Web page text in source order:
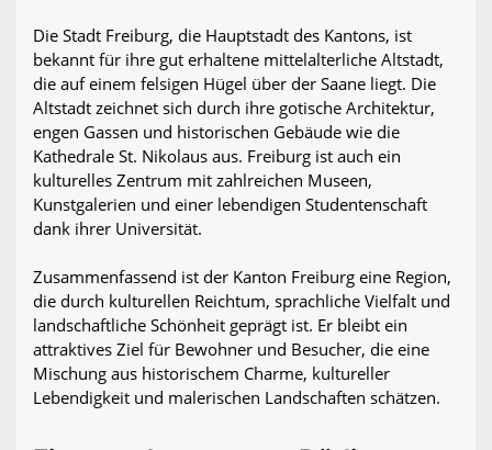
Die Stadt Freiburg, die Hauptstadt des Kantons, ist
bekannt für ihre gut erhaltene mittelalterliche Altstadt,
die auf einem felsigen Hügel über der Saane liegt. Die
Altstadt zeichnet sich durch ihre gotische Architektur,
engen Gassen und historischen Gebäude wie die
Kathedrale St. Nikolaus aus. Freiburg ist auch ein
kulturelles Zentrum mit zahlreichen Museen,
Kunstgalerien und einer lebendigen Studentenschaft
dank ihrer Universität.
Zusammenfassend ist der Kanton Freiburg eine Region,
die durch kulturellen Reichtum, sprachliche Vielfalt und
landschaftliche Schönheit geprägt ist. Er bleibt ein
attraktives Ziel für Bewohner und Besucher, die eine
Mischung aus historischem Charme, kultureller
Lebendigkeit und malerischen Landschaften schätzen.